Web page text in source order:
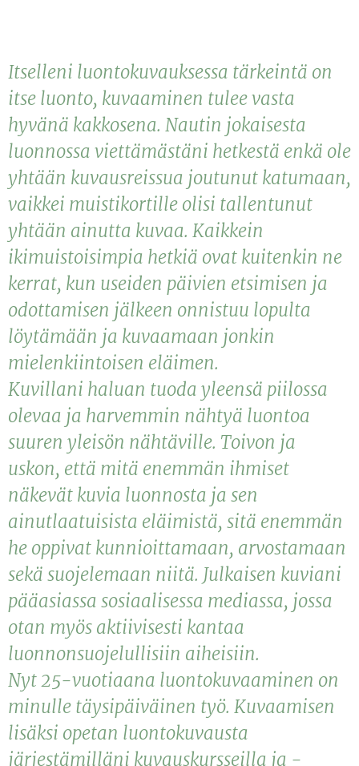
Itselleni luontokuvauksessa tärkeintä on
itse luonto, kuvaaminen tulee vasta
hyvänä kakkosena. Nautin jokaisesta
luonnossa viettämästäni hetkestä enkä ole
yhtään kuvausreissua joutunut katumaan,
vaikkei muistikortille olisi tallentunut
yhtään ainutta kuvaa. Kaikkein
ikimuistoisimpia hetkiä ovat kuitenkin ne
kerrat, kun useiden päivien etsimisen ja
odottamisen jälkeen onnistuu lopulta
löytämään ja kuvaamaan jonkin
mielenkiintoisen eläimen.
Kuvillani haluan tuoda yleensä piilossa
olevaa ja harvemmin nähtyä luontoa
suuren yleisön nähtäville. Toivon ja
uskon, että mitä enemmän ihmiset
näkevät kuvia luonnosta ja sen
ainutlaatuisista eläimistä, sitä enemmän
he oppivat kunnioittamaan, arvostamaan
sekä suojelemaan niitä. Julkaisen kuviani
pääasiassa sosiaalisessa mediassa, jossa
otan myös aktiivisesti kantaa
luonnonsuojelullisiin aiheisiin.
Nyt 25-vuotiaana luontokuvaaminen on
minulle täysipäiväinen työ. Kuvaamisen
lisäksi opetan luontokuvausta
järjestämilläni kuvauskursseilla ja -